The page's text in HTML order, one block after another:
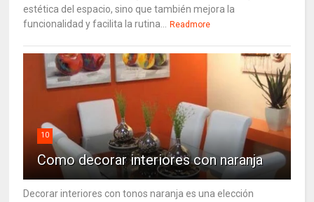
estética del espacio, sino que también mejora la
funcionalidad y facilita la rutina... Readmore
10
Como decorar interiores con naranja
Decorar interiores con tonos naranja es una elección